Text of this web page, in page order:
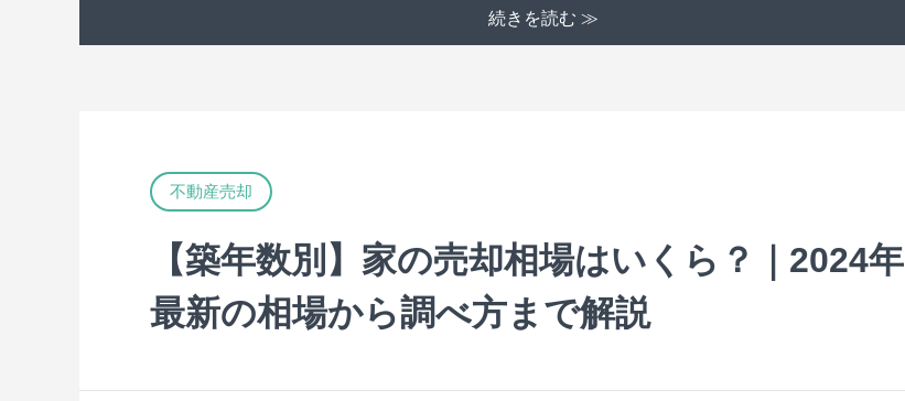
続きを読む ≫
不動産売却
【築年数別】家の売却相場はいくら？｜2024年
最新の相場から調べ方まで解説